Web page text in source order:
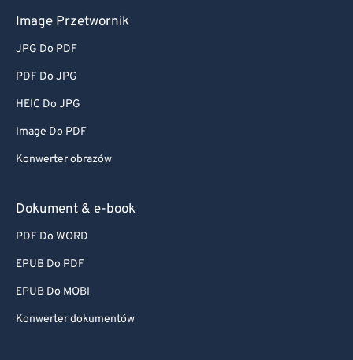
Image Przetwornik
JPG Do PDF
PDF Do JPG
HEIC Do JPG
Image Do PDF
Konwerter obrazów
Dokument & e-book
PDF Do WORD
EPUB Do PDF
EPUB Do MOBI
Konwerter dokumentów